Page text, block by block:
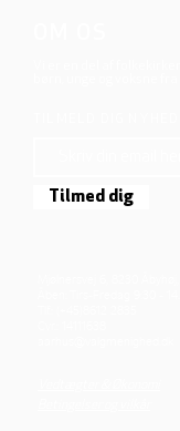
Tilmed dig